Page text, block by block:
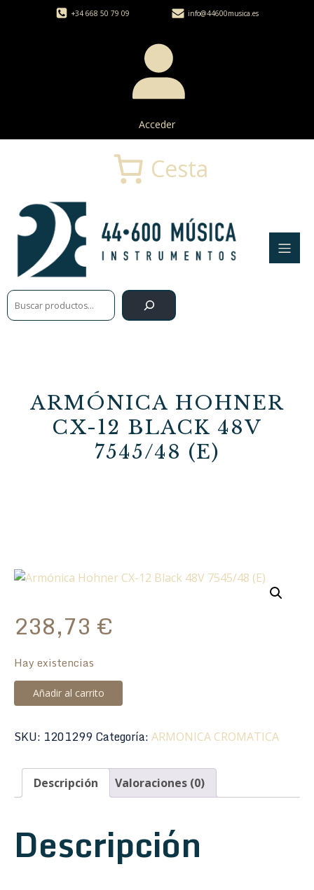
+34 668 50 79 09 info@44600musica.es
Acceder
Buscar
Cesta
ARMÓNICA HOHNER
CX-12 BLACK 48V
7545/48 (E)
238,73 €
Hay existencias
Armónica
Hohner
12
48V
7545/48
cantidad
Añadir al carrito
SKU: 1201299Categoría: ARMONICA CROMATICA
Descripción Valoraciones (0)
Descripción